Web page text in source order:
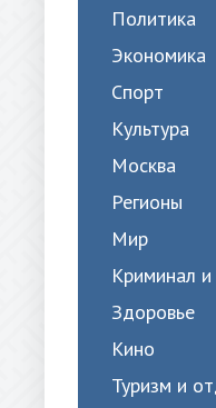
Политика
Экономика
Спорт
Культура
Москва
Регионы
Мир
Криминал
Здоровье
Кино
Туризм и